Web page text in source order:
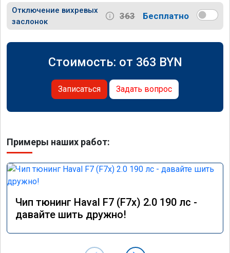
Отключение вихревых
заслонок
363 Бесплатно
Стоимость: от 363 BYN
Записаться Задать вопрос
Примеры наших работ:
Чип тюнинг Haval F7 (F7x) 2.0 190 лс -
давайте шить дружно!